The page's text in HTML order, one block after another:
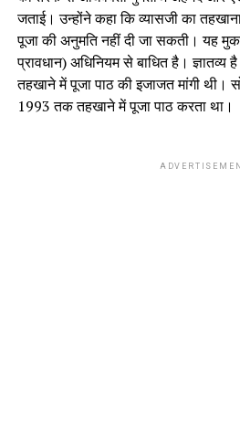
जताई। उन्होंने कहा कि व्यासजी का
पूजा की अनुमति नहीं दी जा सकती। यह
प्रावधान) अधिनियम से बाधित है। ज्ञातव्य
तहखाने में पूजा पाठ की इजाजत मांगी थी।
1993 तक तहखाने में पूजा पाठ करता था।